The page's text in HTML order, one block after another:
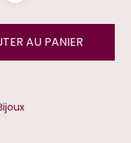
AU PANIER